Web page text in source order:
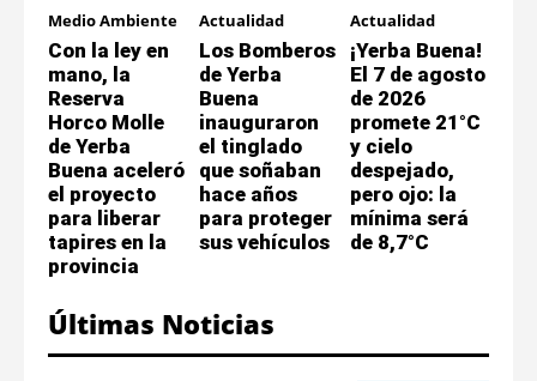
Medio Ambiente
Con la ley en
mano, la
Reserva
Horco Molle
de Yerba
Buena aceleró
el proyecto
para liberar
tapires en la
provincia
Actualidad
Los Bomberos
de Yerba
Buena
inauguraron
el tinglado
que soñaban
hace años
para proteger
sus vehículos
Actualidad
¡Yerba Buena!
El 7 de agosto
de 2026
promete 21°C
y cielo
despejado,
pero ojo: la
mínima será
de 8,7°C
Últimas Noticias